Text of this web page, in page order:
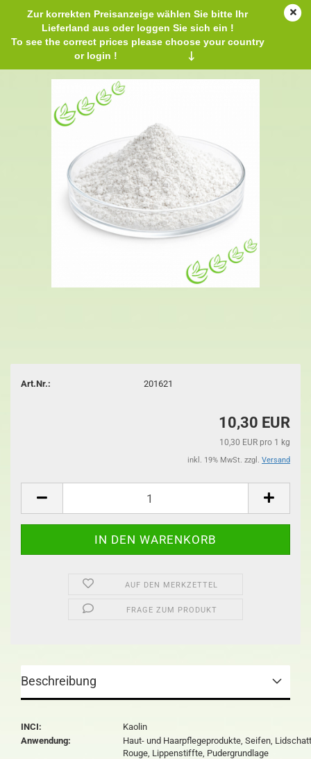
Zur korrekten Preisanzeige wählen Sie bitte Ihr
Lieferland aus oder loggen Sie sich ein !
To see the correct prices please choose your country
or login !
↓
Kaolin Pharma 1 kg
Art.Nr.: 201621
10,30 EUR
10,30 EUR pro 1 kg
inkl. 19% MwSt. zzgl. Versand
AUF DEN MERKZETTEL
FRAGE ZUM PRODUKT
Beschreibung
INCI:
Kaolin
Anwendung:
Haut- und Haarpflegeprodukte, Seifen,
Rouge, Lippenstiffte, Pudergrundlage